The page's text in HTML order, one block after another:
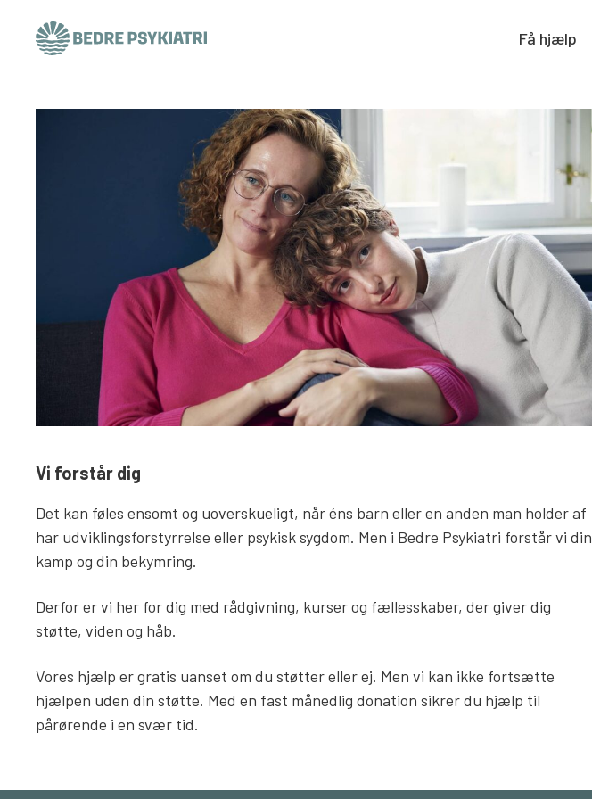
Få hjælp
Vi forstår dig
Det kan føles ensomt og uoverskueligt, når éns barn eller en anden man holder af
har udviklingsforstyrrelse eller psykisk sygdom. Men i Bedre Psykiatri forstår vi din
kamp og din bekymring.
Derfor er vi her for dig med rådgivning, kurser og fællesskaber, der giver dig
støtte, viden og håb.
Vores hjælp er gratis uanset om du støtter eller ej. Men vi kan ikke fortsætte
hjælpen uden din støtte. Med en fast månedlig donation sikrer du hjælp til
pårørende i en svær tid.